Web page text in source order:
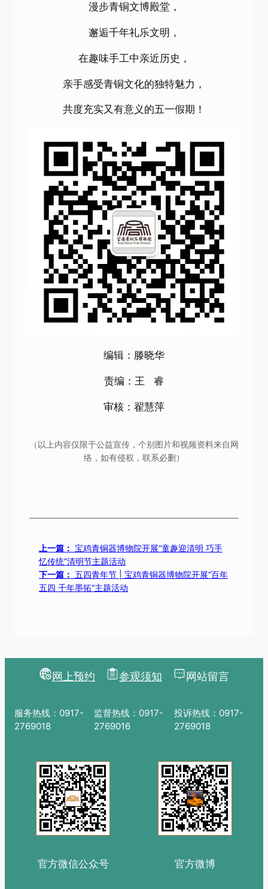
漫步青铜文博殿堂，
邂逅千年礼乐文明，
在趣味手工中亲近历史，
亲手感受青铜文化的独特魅力，
共度充实又有意义的五一假期！
编辑：滕晓华
责编：王 睿
审核：翟慧萍
（以上内容仅限于公益宣传，个别图片和视频资料来自网
络，如有侵权，联系必删）
上一篇： 宝鸡青铜器博物院开展“童趣迎清明 巧手
忆传统”清明节主题活动
下一篇： 五四青年节 | 宝鸡青铜器博物院开展“百年
五四 千年墨拓”主题活动
网上预约 参观须知 网站留言
服务热线：0917-
2769018
监督热线：0917-
2769016
投诉热线：0917-
2769018
官方微信公众号 官方微博